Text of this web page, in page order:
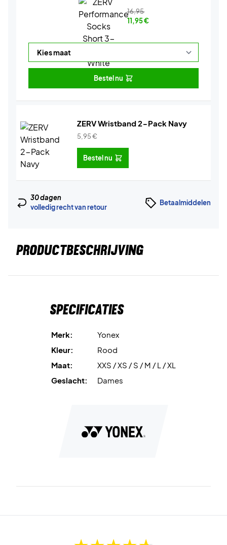
16,95
11,95€
Bestel nu
ZERV Wristband 2-Pack Navy
5,95€
Bestel nu
30 dagen
volledig recht van retour
Betaalmiddelen
PRODUCTBESCHRIJVING
Specificaties
Merk:
Yonex
Kleur:
Rood
Maat:
XXS / XS / S / M / L / XL
Geslacht:
Dames